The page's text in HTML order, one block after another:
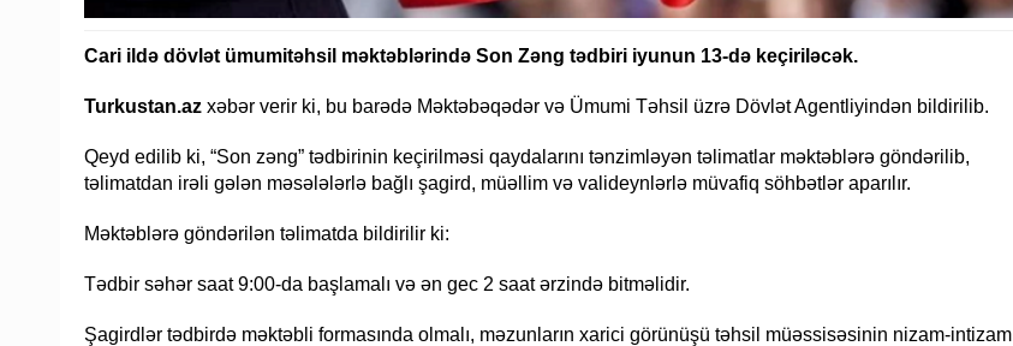
Cari ildə dövlət ümumitəhsil məktəblərində Son Zəng tədbiri iyunun 13-də keçiriləcək.
Turkustan.az xəbər verir ki, bu barədə Məktəbəqədər və Ümumi Təhsil üzrə Dövlət Agentliyindən bildirilib.
Qeyd edilib ki, “Son zəng” tədbirinin keçirilməsi qaydalarını tənzimləyən təlimatlar məktəblərə göndərilib,
təlimatdan irəli gələn məsələlərlə bağlı şagird, müəllim və valideynlərlə müvafiq söhbətlər aparılır.
Məktəblərə göndərilən təlimatda bildirilir ki:
Tədbir səhər saat 9:00-da başlamalı və ən gec 2 saat ərzində bitməlidir.
Şagirdlər tədbirdə məktəbli formasında olmalı, məzunların xarici görünüşü təhsil müəssisəsinin nizam-intizam